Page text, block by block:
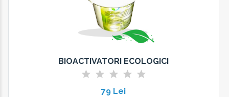
BIOACTIVATORI ECOLOGICI
79 Lei